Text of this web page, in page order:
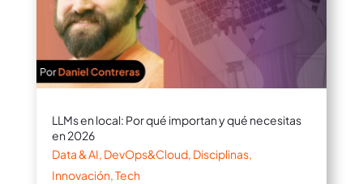
LLMs en local: Por qué importan y qué necesitas
en 2026
Data & AI, DevOps&Cloud, Disciplinas,
Innovación,Tech